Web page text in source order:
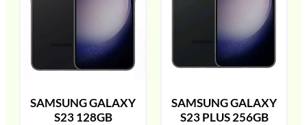
SAMSUNG GALAXY
S23 128GB
SAMSUNG GALAXY
S23 PLUS 256GB